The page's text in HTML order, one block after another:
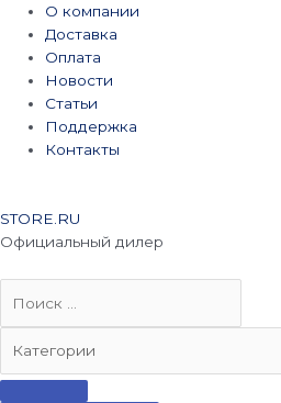
О компании
Доставка
Оплата
Новости
Статьи
Поддержка
Контакты
STORE.RU
Официальный дилер